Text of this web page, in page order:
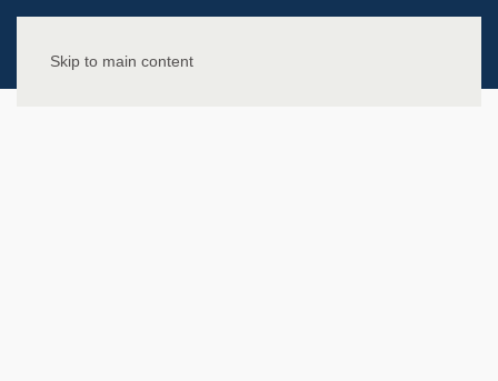
Skip to main content